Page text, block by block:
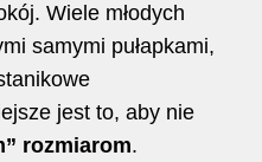
Wiele młodych
samymi pułapkami,
jest to, aby nie
rozmiarom.